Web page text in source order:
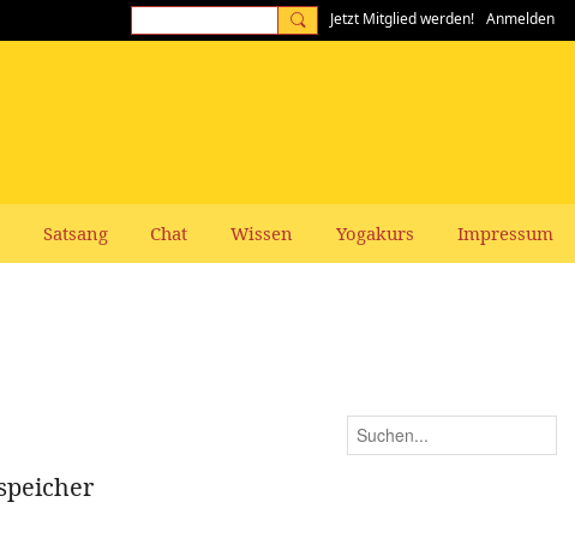
Jetzt Mitglied werden! Anmelden
Satsang Chat Wissen Yogakurs Impressum